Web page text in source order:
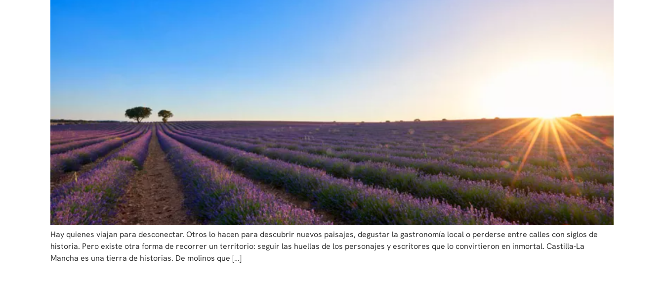
Hay quienes viajan para desconectar. Otros lo hacen para descubrir nuevos paisajes, degustar la gastronomía local o perderse entre calles con siglos de
historia. Pero existe otra forma de recorrer un territorio: seguir las huellas de los personajes y escritores que lo convirtieron en inmortal. Castilla-La
Mancha es una tierra de historias. De molinos que […]